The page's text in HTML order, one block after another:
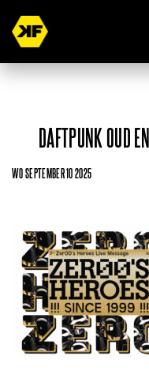
DAFTPUNK OUD
WO SEPTEMBER 10 2025